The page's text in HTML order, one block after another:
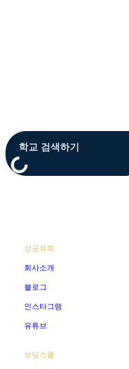
Close
Menu
성공유학
회사소개
블로그
인스타그램
유튜브
보딩스쿨